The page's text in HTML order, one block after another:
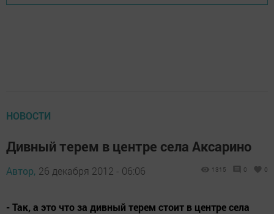
НОВОСТИ
Дивный терем в центре села Аксарино
Автор, 26 декабря 2012 - 06:06 1315 0 0
- Так, а это что за дивный терем стоит в центре села